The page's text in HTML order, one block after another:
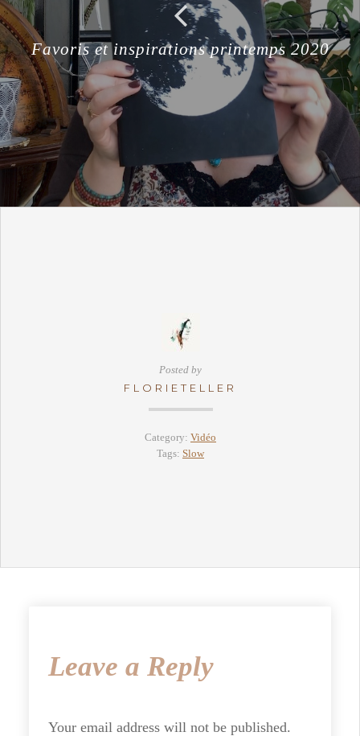
Favoris et inspirations printemps 2020
Posted by
FLORIETELLER
Category: Vidéo
Tags: Slow
Leave a Reply
Your email address will not be published.